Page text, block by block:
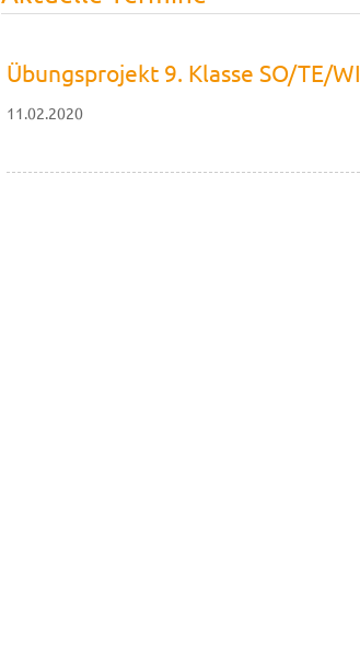
Übungsprojekt 9. Klasse SO/TE/WI
11.02.2020